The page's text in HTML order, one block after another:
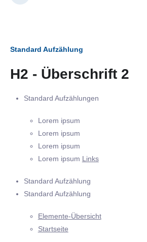
Standard Aufzählung
H2 - Überschrift 2
Standard Aufzählungen
Lorem ipsum
Lorem ipsum
Lorem ipsum
Lorem ipsum Links
Standard Aufzählung
Standard Aufzählung
Elemente-Übersicht
Startseite